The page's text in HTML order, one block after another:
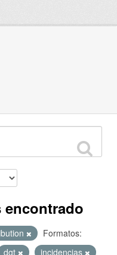
Formatos:
dgt
incidencias